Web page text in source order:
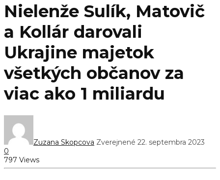
Nielenže Sulík, Matovič
a Kollár darovali
Ukrajine majetok
všetkých občanov za
viac ako 1 miliardu
Zuzana Skopcova Zverejnené 22. septembra 2023
0
797 Views